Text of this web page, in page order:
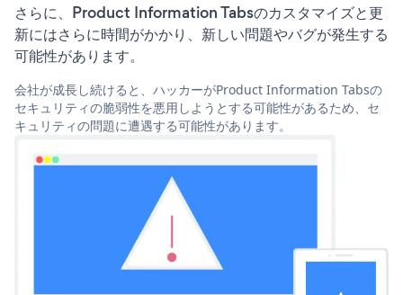
さらに、Product Information Tabsのカスタマイズと更
新にはさらに時間がかかり、新しい問題やバグが発生する
可能性があります。
会社が成長し続けると、ハッカーがProduct Information Tabsの
セキュリティの脆弱性を悪用しようとする可能性があるため、セ
キュリティの問題に遭遇する可能性があります。